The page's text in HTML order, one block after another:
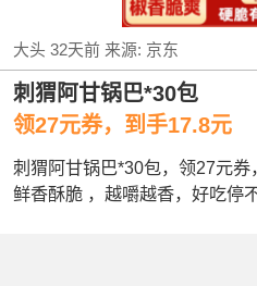
大头 32天前来源: 京东
刺猬阿甘锅巴*30包
领27元券，到手17.8元
刺猬阿甘锅巴*30包，领27元券
鲜香酥脆 ，越嚼越香，好吃停